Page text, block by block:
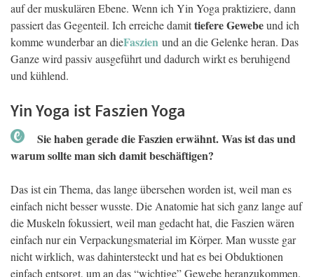
auf der muskulären Ebene. Wenn ich Yin Yoga praktiziere, dann
passiert das Gegenteil. Ich erreiche damittiefere Gewebeund ich
komme wunderbar an dieFaszien und an die Gelenke heran. Das
Ganze wird passiv ausgeführt und dadurch wirkt es beruhigend
und kühlend.
Yin Yoga ist Faszien Yoga
Sie haben gerade die Faszien erwähnt. Was ist das und
warum sollte man sich damit beschäftigen?
Das ist ein Thema, das lange übersehen worden ist, weil man es
einfach nicht besser wusste. Die Anatomie hat sich ganz lange auf
die Muskeln fokussiert, weil man gedacht hat, die Faszien wären
einfach nur ein Verpackungsmaterial im Körper. Man wusste gar
nicht wirklich, was dahintersteckt und hat es bei Obduktionen
einfach entsorgt, um an das “wichtige” Gewebe heranzukommen.